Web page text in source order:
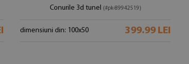
Conurile 3d tunel (#pk-89942519)
dimensiuni din: 100x50 399.99 LEI